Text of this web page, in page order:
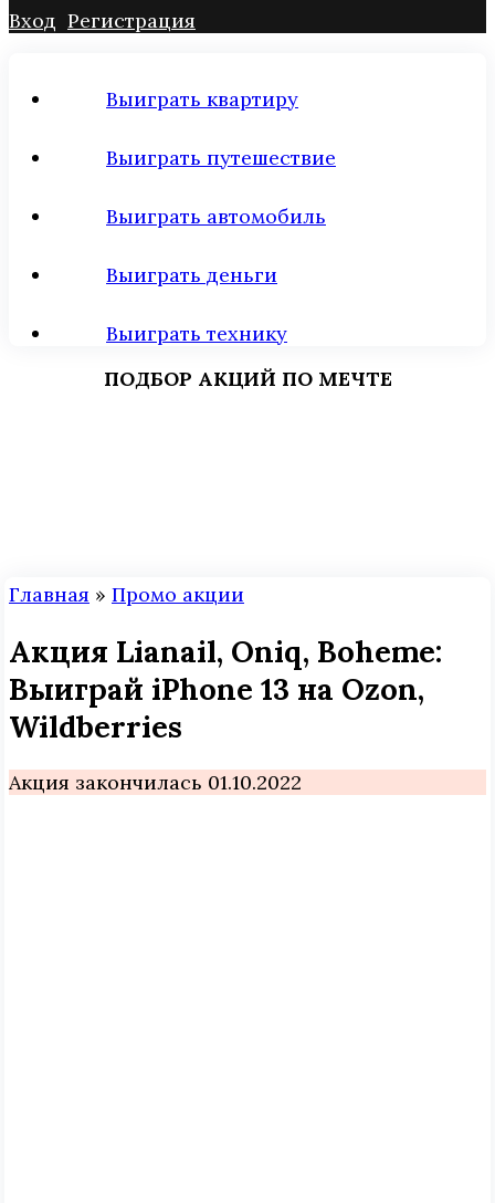
Вход Регистрация
Выиграть квартиру
Выиграть путешествие
Выиграть автомобиль
Выиграть деньги
Выиграть технику
ПОДБОР АКЦИЙ ПО МЕЧТЕ
Главная » Промо акции
Акция Lianail, Oniq, Boheme:
Выиграй iPhone 13 на Ozon,
Wildberries
Акция закончилась 01.10.2022